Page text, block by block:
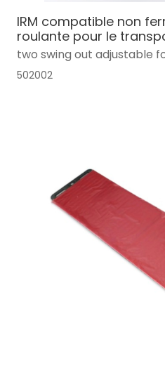
IRM compatible non
roulante pour le
two swing out adjustable
502002